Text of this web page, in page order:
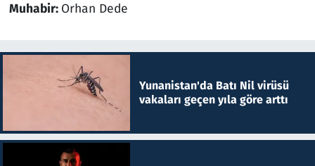
Muhabir: Orhan Dede
Yunanistan'da Batı Nil virüsü
vakaları geçen yıla göre arttı